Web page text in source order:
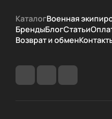
КаталогВоенная
БрендыБлогСтатьи
Возврат и обмен